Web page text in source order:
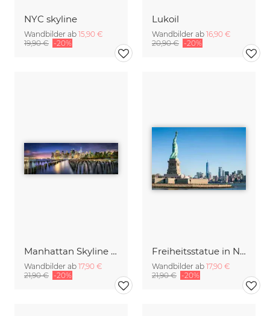
NYC skyline
Wandbilder ab 15,90 €
19,90 € -20%
Lukoil
Wandbilder ab 16,90 €
20,90 € -20%
Manhattan Skyline bei Nacht
Wandbilder ab 17,90 €
21,90 € -20%
Freiheitsstatue in New York City
Wandbilder ab 17,90 €
21,90 € -20%